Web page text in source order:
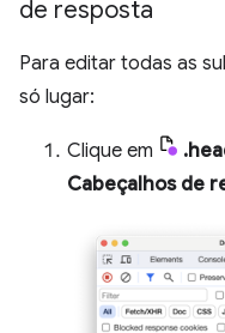
de resposta
Para editar todas as
só lugar:
Clique em
Cabeçalhos de